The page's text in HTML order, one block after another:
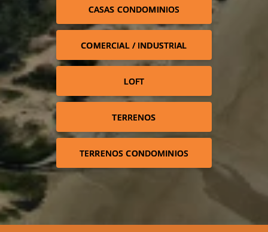
CASAS CONDOMINIOS
COMERCIAL / INDUSTRIAL
LOFT
TERRENOS
TERRENOS CONDOMINIOS